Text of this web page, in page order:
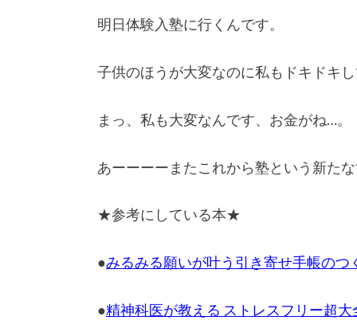
明日体験入塾に行くんです。
子供のほうが大変なのに私もドキドキ
まっ、私も大変なんです、お金がね…。
あーーーーまたこれから塾という新た
★参考にしている本★
●みるみる願いが叶う引き寄せ手帳のつ
●精神科医が教える ストレスフリー超